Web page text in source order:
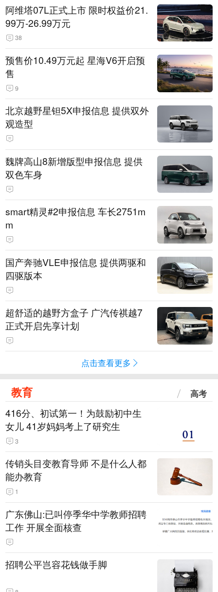
阿维塔07L正式上市 限时权益价21.
99万-26.99万元
38
预售价10.49万元起 星海V6开启预
售
9
北京越野星钽5X申报信息 提供双外
观造型
魏牌高山8新增版型申报信息 提供
双色车身
smart精灵#2申报信息 车长2751m
m
国产奔驰VLE申报信息 提供两驱和
四驱版本
超舒适的越野方盒子 广汽传祺越7
正式开启先享计划
点击查看更多
教育 高考
416分、初试第一！为鼓励初中生
女儿 41岁妈妈考上了研究生
3
传销头目变教育导师 不是什么人都
能办教育
1
广东佛山:已叫停季华中学教师招聘
工作 开展全面核查
招聘公平岂容花钱做手脚